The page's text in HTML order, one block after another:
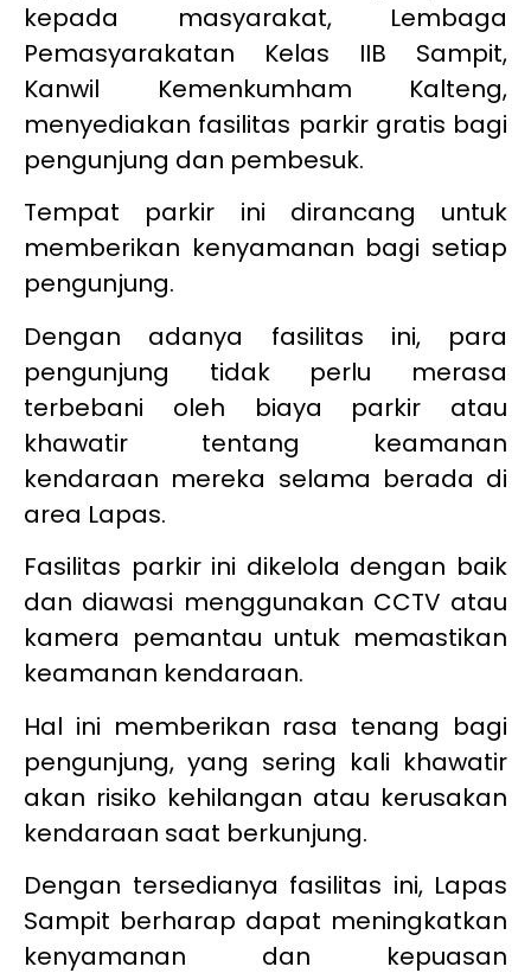
kepada masyarakat, Lembaga
Pemasyarakatan Kelas IIB Sampit,
Kanwil Kemenkumham Kalteng,
menyediakan fasilitas parkir gratis bagi
pengunjung dan pembesuk.
Tempat parkir ini dirancang untuk
memberikan kenyamanan bagi setiap
pengunjung.
Dengan adanya fasilitas ini, para
pengunjung tidak perlu merasa
terbebani oleh biaya parkir atau
khawatir tentang keamanan
kendaraan mereka selama berada di
area Lapas.
Fasilitas parkir ini dikelola dengan baik
dan diawasi menggunakan CCTV atau
kamera pemantau untuk memastikan
keamanan kendaraan.
Hal ini memberikan rasa tenang bagi
pengunjung, yang sering kali khawatir
akan risiko kehilangan atau kerusakan
kendaraan saat berkunjung.
Dengan tersedianya fasilitas ini, Lapas
Sampit berharap dapat meningkatkan
kenyamanan dan kepuasan